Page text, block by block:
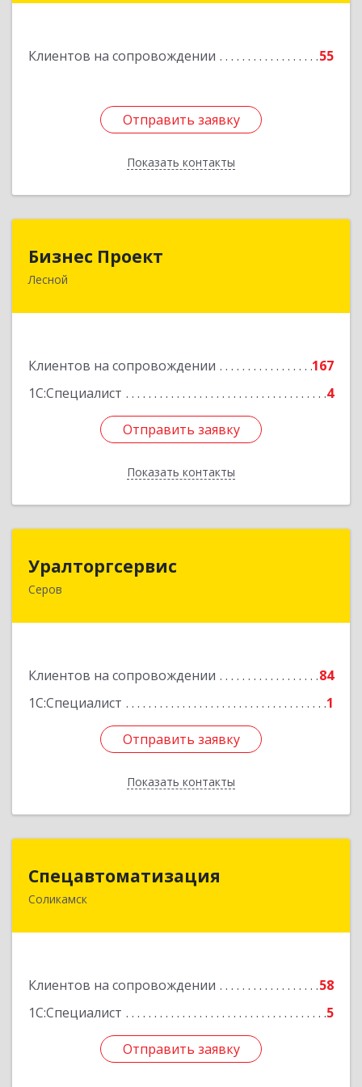
Клиентов на сопровождении 55
Отправить заявку
Показать контакты
Отправить заявку
Назад
Бизнес Проект
Лесной
Клиентов на сопровождении
167
1С:Специалист
4
Отправить заявку
Показать контакты
624200, Свердловская обл, Лесной г, Сиротина
Отправить заявку
Назад
Уралторгсервис
Серов
Клиентов на сопровождении
84
1С:Специалист
1
Отправить заявку
Показать контакты
624980, Свердловская обл, Серов г, Кирова ул,
Отправить заявку
Назад
Спецавтоматизация
Соликамск
Клиентов на сопровождении
58
1С:Специалист
5
Отправить заявку
Отправить заявку